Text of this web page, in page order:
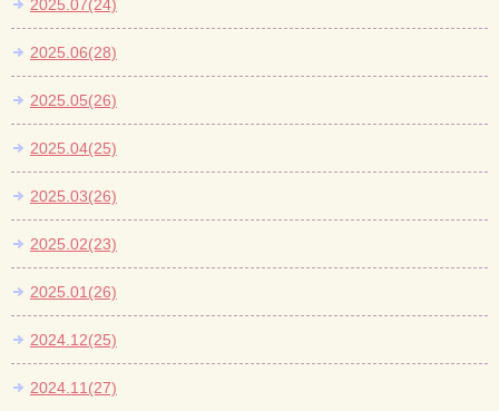
2025.07(24)
2025.06(28)
2025.05(26)
2025.04(25)
2025.03(26)
2025.02(23)
2025.01(26)
2024.12(25)
2024.11(27)